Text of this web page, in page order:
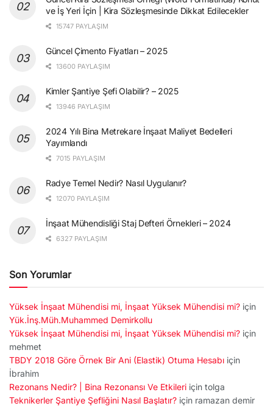
ve İş Yeri İçin | Kira Sözleşmesinde Dikkat Edilecekler
15747 PAYLAŞIM
Güncel Çimento Fiyatları – 2025
13600 PAYLAŞIM
Kimler Şantiye Şefi Olabilir? – 2025
13946 PAYLAŞIM
2024 Yılı Bina Metrekare İnşaat Maliyet Bedelleri
Yayımlandı
7015 PAYLAŞIM
Radye Temel Nedir? Nasıl Uygulanır?
12070 PAYLAŞIM
İnşaat Mühendisliği Staj Defteri Örnekleri – 2024
6327 PAYLAŞIM
Son Yorumlar
Yüksek İnşaat Mühendisi mi, İnşaat Yüksek Mühendisi mi? için
Yük.İnş.Müh.Muhammed Demirkollu
Yüksek İnşaat Mühendisi mi, İnşaat Yüksek Mühendisi mi? için
mehmet
TBDY 2018 Göre Örnek Bir Ani (Elastik) Otuma Hesabı için
İbrahim
Rezonans Nedir? | Bina Rezonansı Ve Etkileri için tolga
Teknikerler Şantiye Şefliğini Nasıl Başlatır? için ramazan demir